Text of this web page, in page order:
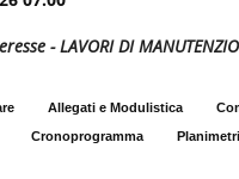
- LAVORI DI
Allegati e Modulistica
Cronoprogramma